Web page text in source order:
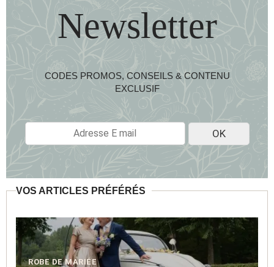
Newsletter
CODES PROMOS, CONSEILS & CONTENU
EXCLUSIF
E
I
L
OK
VOS ARTICLES PRÉFÉRÉS
ROBE DE MARIÉE